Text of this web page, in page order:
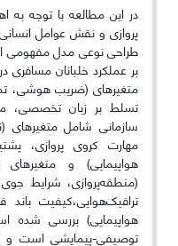
در این مطالعه با توجه
پروازی و نقش عوامل انسانی
طراحی نوعی مدل مفهومی از
بر عملکرد خلبانان
متغیرهای (ضریب هوشی،
تسلط بر زبان تخصصی،
سازمانی شامل متغیرهای
مهارت کروی پروازی،
هواپیمایی) و
(منطقه‌پروازی، شرایط
ترافیک‌هوایی،کیفیت
هواپیمایی) بررسی شده
توصیفی-پیمایشی است و